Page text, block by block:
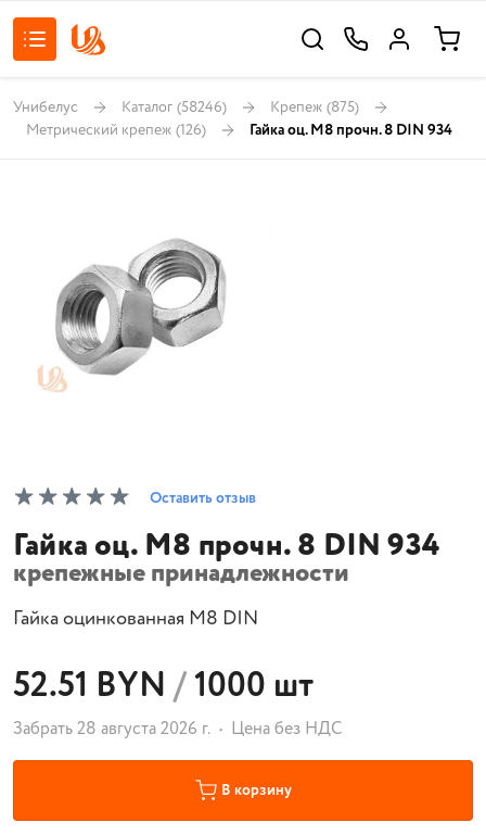
Унибелус Каталог (58246) Крепеж (875)
Метрический крепеж (126) Гайка оц. М8 прочн. 8 DIN 934
Оставить отзыв
Гайка оц. М8 прочн. 8 DIN 934
крепежные принадлежности
Гайка оцинкованная М8 DIN
52.51 BYN/1000 шт
Забрать 28 августа 2026 г. Цена без НДС
В корзину